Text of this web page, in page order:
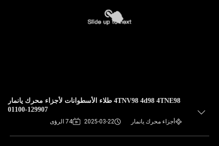
4TNV98 4d98 4TNE98 طلاء الأسطوانات لأجزاء محرك يانمار
129907-01100
أجزاء محرك يانمار 2025-03-22 74 الرؤى